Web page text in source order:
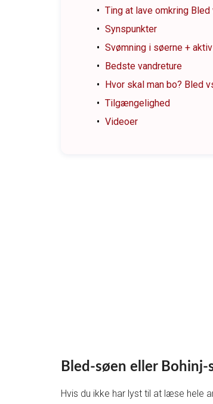
Ting at lave omkring
Synspunkter
Svømning i søerne +
Bedste vandreture
Hvor skal man bo? Bled
Tilgængelighed
Videoer
Bled-søen eller
Hvis du ikke har lyst til at læse hele